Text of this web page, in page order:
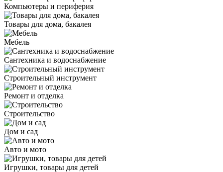
Компьютеры и периферия
Товары для дома, бакалея
Мебель
Сантехника и водоснабжение
Строительный инструмент
Ремонт и отделка
Строительство
Дом и сад
Авто и мото
Игрушки, товары для детей